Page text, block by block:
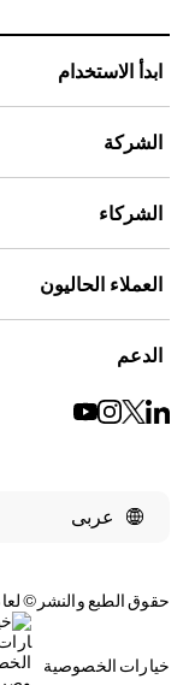
ابدأ الاستخدام
الشركة
الشركاء
العملاء الحاليون
الدعم
عربى
حقوق الطبع والنشر© لعام
خيارات الخصوصية